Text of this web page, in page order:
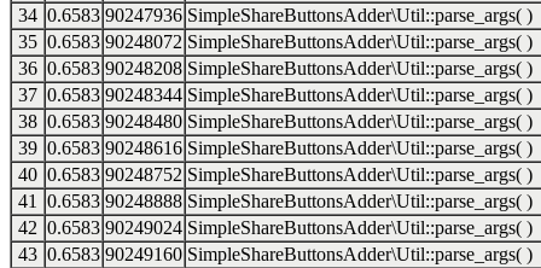
34 0.6583 90247936 SimpleShareButtonsAdder\Util::parse_args( )
35 0.6583 90248072 SimpleShareButtonsAdder\Util::parse_args( )
36 0.6583 90248208 SimpleShareButtonsAdder\Util::parse_args( )
37 0.6583 90248344 SimpleShareButtonsAdder\Util::parse_args( )
38 0.6583 90248480 SimpleShareButtonsAdder\Util::parse_args( )
39 0.6583 90248616 SimpleShareButtonsAdder\Util::parse_args( )
40 0.6583 90248752 SimpleShareButtonsAdder\Util::parse_args( )
41
0.6583 90248888 SimpleShareButtonsAdder\Util::parse_args( )
42 0.6583 90249024 SimpleShareButtonsAdder\Util::parse_args( )
43 0.6583 90249160 SimpleShareButtonsAdder\Util::parse_args( )